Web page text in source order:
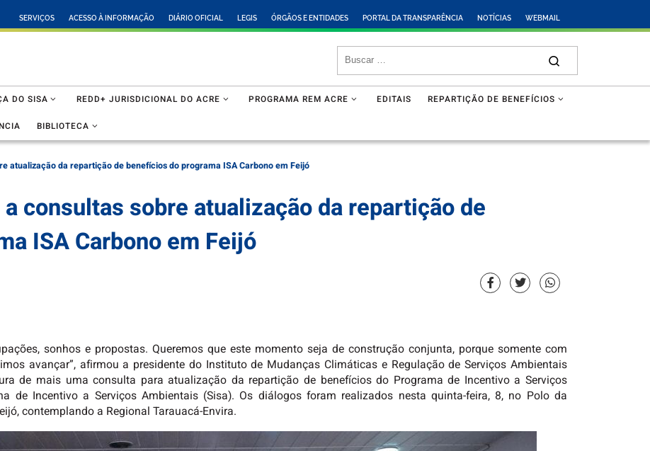
SERVIÇOS ACESSO À INFORMAÇÃO DIÁRIO OFICIAL LEGIS ÓRGÃOS E ENTIDADES PORTAL DA TRANSPARÊNCIA NOTÍCIAS WEBMAIL
DO SISA REDD+ JURISDICIONAL DO ACRE PROGRAMA REM ACRE EDITAIS REPARTIÇÃO DE BENEFÍCIOS
BIBLIOTECA
atualização da repartição de benefícios do programa ISA Carbono em Feijó
consultas sobre atualização da repartição de
ISA Carbono em Feijó
sonhos e propostas. Queremos que este momento seja de construção conjunta, porque somente com
avançar”, afirmou a presidente do Instituto de Mudanças Climáticas e Regulação de Serviços Ambientais
de mais uma consulta para atualização da repartição de benefícios do Programa de Incentivo a Serviços
de Incentivo a Serviços Ambientais (Sisa). Os diálogos foram realizados nesta quinta-feira, 8, no Polo da
contemplando a Regional Tarauacá-Envira.